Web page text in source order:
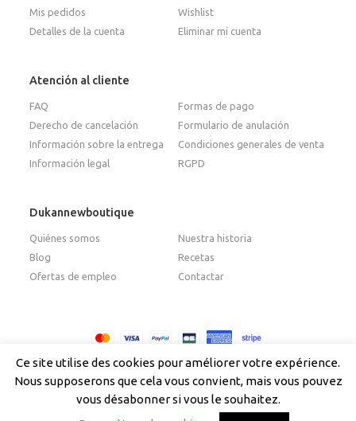
Mis pedidos
Wishlist
Detalles de la cuenta
Eliminar mi cuenta
Atención al cliente
FAQ
Formas de pago
Derecho de cancelación
Formulario de anulación
Información sobre la entrega
Condiciones generales de venta
Información legal
RGPD
Dukannewboutique
Quiénes somos
Nuestra historia
Blog
Recetas
Ofertas de empleo
Contactar
Copyright © 2026 - Dukan New Boutique
Ce site utilise des cookies pour améliorer votre expérience.
Nous supposerons que cela vous convient, mais vous pouvez
vous désabonner si vous le souhaitez.
Español